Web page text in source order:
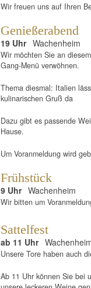
Wir freuen uns auf Ihren
Genießerabend
19 Uhr Wachenheim
Wir möchten Sie an
Gang-Menü verwöhnen.
Thema diesmal: Italien
kulinarischen Gruß da
Dazu gibt es passende
Hause.
Um Voranmeldung wird
Frühstück
9 Uhr Wachenheim
Wir bitten um
Sattelfest
ab 11 Uhr
Unsere Tore haben auch
Ab 11 Uhr können Sie bei